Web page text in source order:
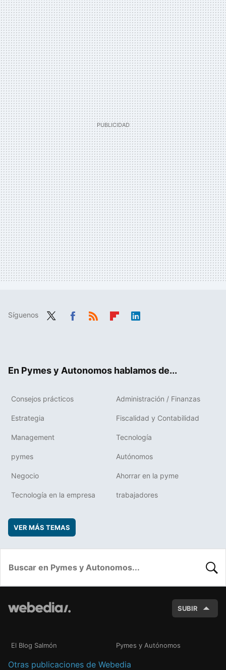
Síguenos
En Pymes y Autonomos hablamos de...
Consejos prácticos Administración / Finanzas
Estrategia Fiscalidad y Contabilidad
Management Tecnología
pymes Autónomos
Negocio Ahorrar en la pyme
Tecnología en la empresa trabajadores
VER MÁS TEMAS
SUBIR
El Blog Salmón Pymes y Autónomos
Otras publicaciones de Webedia